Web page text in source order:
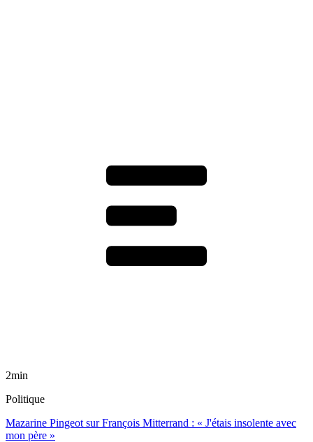
2min
Politique
Mazarine Pingeot sur François Mitterrand : « J'étais insolente avec
mon père »